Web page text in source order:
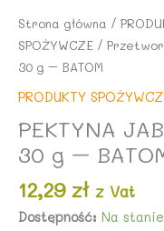
Strona główna /
SPOŻYWCZE /
30 g – BATOM
PRODUKTY
PEKTYNA
30 g –
12,29 zł z Vat
Dostępność: Na stanie